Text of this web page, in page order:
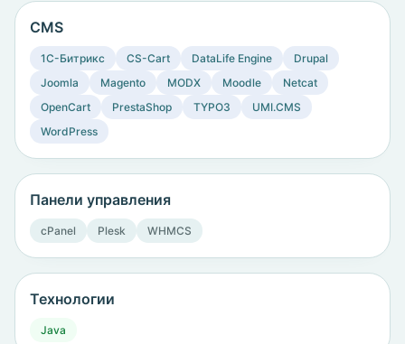
CMS
1C-Битрикс CS-Cart DataLife Engine
Drupal
Joomla
Magento MODX Moodle
Netcat
OpenCart
PrestaShop TYPO3
UMI.CMS
WordPress
Панели управления
cPanel Plesk WHMCS
Технологии
Java